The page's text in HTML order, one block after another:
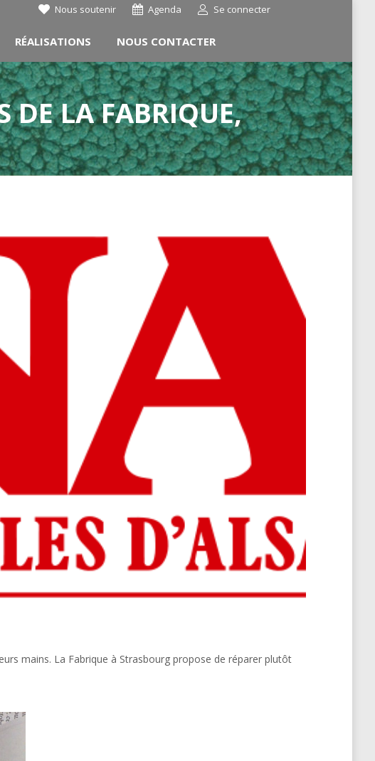
Nous soutenir Agenda Se connecter
RÉALISATIONS NOUS CONTACTER
DE LA FABRIQUE,
mains. La Fabrique à Strasbourg propose de réparer plutôt